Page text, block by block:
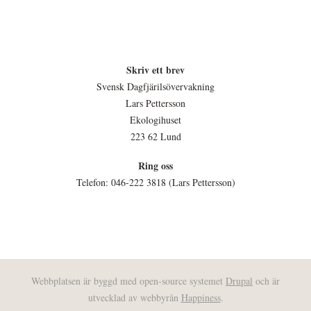
Skriv ett brev
Svensk Dagfjärilsövervakning
Lars Pettersson
Ekologihuset
223 62 Lund
Ring oss
Telefon: 046-222 3818 (Lars Pettersson)
Webbplatsen är byggd med open-source systemet Drupal och är
utvecklad av webbyrån Happiness.